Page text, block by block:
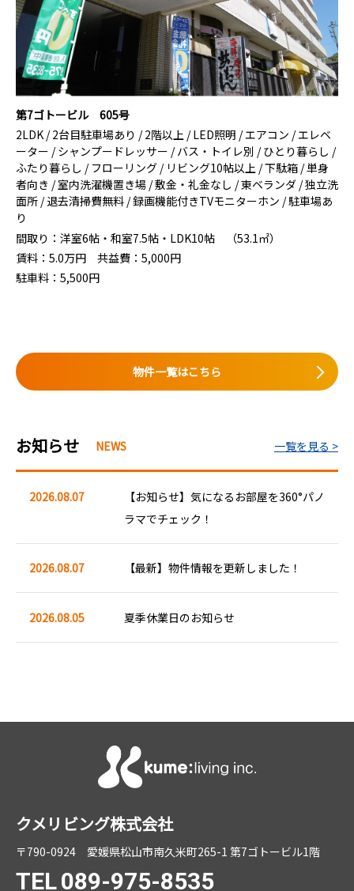
第7ゴトービル 605号
2LDK / 2台目駐車場あり / 2階以上 / LED照明 / エアコン / エレベ
ーター / シャンプードレッサー / バス・トイレ別 / ひとり暮らし /
ふたり暮らし / フローリング / リビング10帖以上 / 下駄箱 / 単身
者向き / 室内洗濯機置き場 / 敷金・礼金なし / 東ベランダ / 独立洗
面所 / 退去清掃費無料 / 録画機能付きTVモニターホン / 駐車場あ
り
間取り： 洋室6帖・和室7.5帖・LDK10帖 （53.1㎡）
賃料： 5.0万円 共益費： 5,000円
駐車料： 5,500円
物件一覧はこちら
お知らせ 一覧を見る >
2026.08.07
【お知らせ】気になるお部屋を360°パノ
ラマでチェック！
2026.08.07 【最新】物件情報を更新しました！
2026.08.05 夏季休業日のお知らせ
クメリビング株式会社
〒790-0924 愛媛県松山市南久米町265-1 第7ゴトービル1階
TEL089-975-8535